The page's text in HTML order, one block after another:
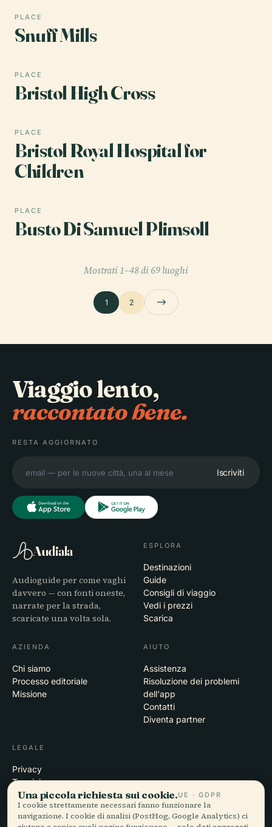
PLACE
Snuff Mills
PLACE
Bristol High Cross
PLACE
Bristol Royal Hospital for
Children
PLACE
Busto Di Samuel Plimsoll
Mostrati 1–48 di 69 luoghi
1 2
Viaggio lento,
raccontato bene.
RESTA AGGIORNATO
Iscriviti
Audiala
Audioguide per come vaghi
davvero — con fonti oneste,
narrate per la strada,
scaricate una volta sola.
ESPLORA
Destinazioni
Guide
Consigli di viaggio
Vedi i prezzi
Scarica
AZIENDA
Chi siamo
Processo editoriale
Missione
AIUTO
Assistenza
Risoluzione dei problemi
dell'app
Contatti
Diventa partner
LEGALE
Privacy
Termini
Impostazioni cookie
Elimina account
Una piccola richiesta sui cookie.UE · GDPR
I cookie strettamente necessari fanno funzionare la
navigazione. I cookie di analisi (PostHog, Google Analytics) ci